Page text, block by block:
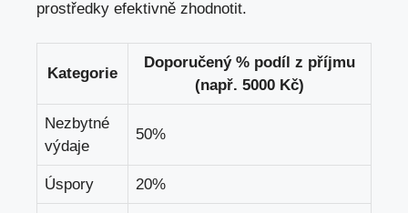
prostředky efektivně zhodnotit.
Kategorie
Doporučený % podíl z příjmu
(např. 5000 Kč)
Nezbytné
výdaje
50%
Úspory 20%